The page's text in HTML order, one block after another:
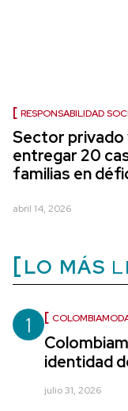
RESPONSABILIDAD
Sector privado
entregar 20
familias en
abril 14, 2026
LO MÁS
1
identidad
julio 31, 2026